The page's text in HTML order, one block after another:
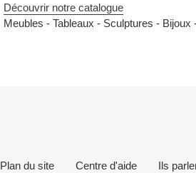
Découvrir notre catalogue
Meubles -Tableaux - Sculptures - Bijoux
Plan du site Centre d'aide
Ils